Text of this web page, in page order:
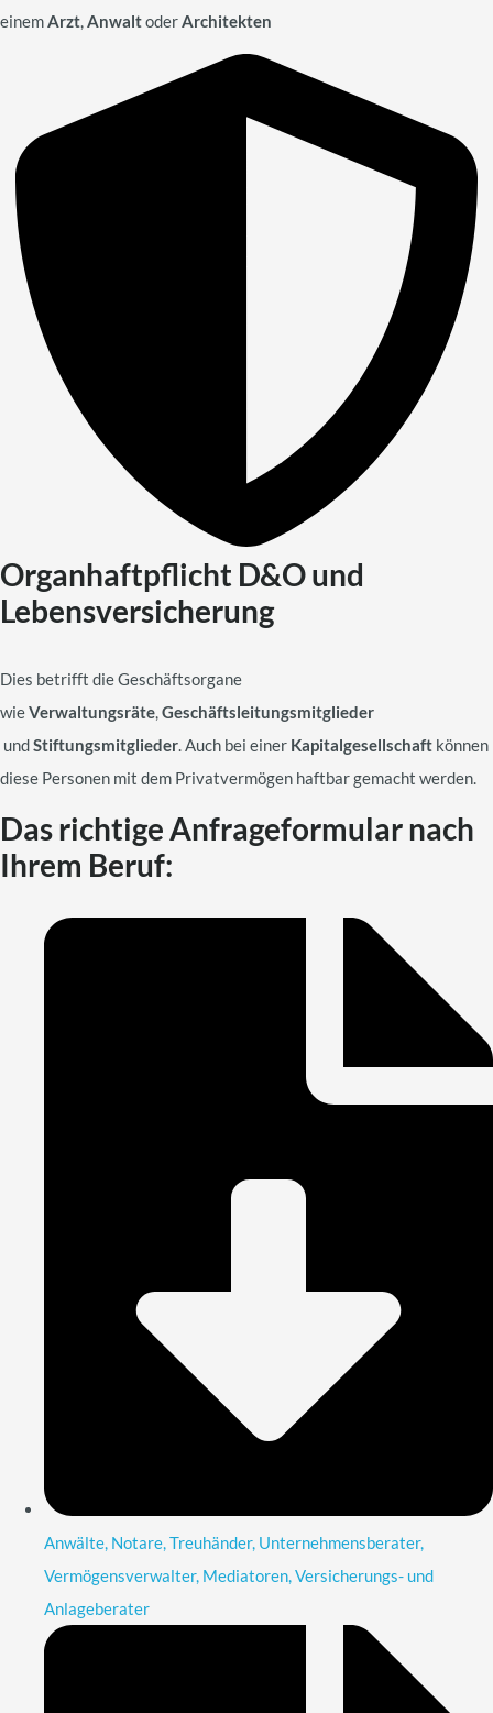
einemArzt,AnwaltoderArchitekten
Organhaftpflicht D&O und
Lebensversicherung
Dies betrifft die Geschäftsorgane
wieVerwaltungsräte,Geschäftsleitungsmitglieder
undStiftungsmitglieder. Auch bei einer Kapitalgesellschaft können
diese Personen mit dem Privatvermögen haftbar gemacht werden.
Das richtige Anfrageformular nach
Ihrem Beruf:
Anwälte, Notare, Treuhänder, Unternehmensberater,
Vermögensverwalter, Mediatoren, Versicherungs- und
Anlageberater